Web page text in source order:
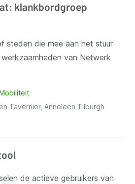
klankbordgroep
steden die mee aan het stuur
van Netwerk
Tavernier, Anneleen Tilburgh
de actieve gebruikers van